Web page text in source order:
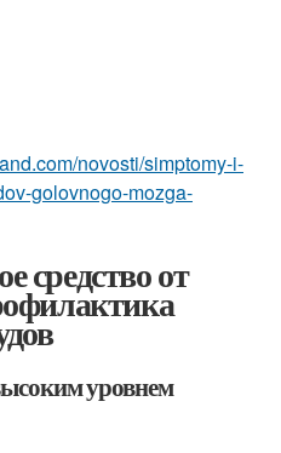
novosti/simptomy-i-
golovnogo-mozga-
средство от
уровнем